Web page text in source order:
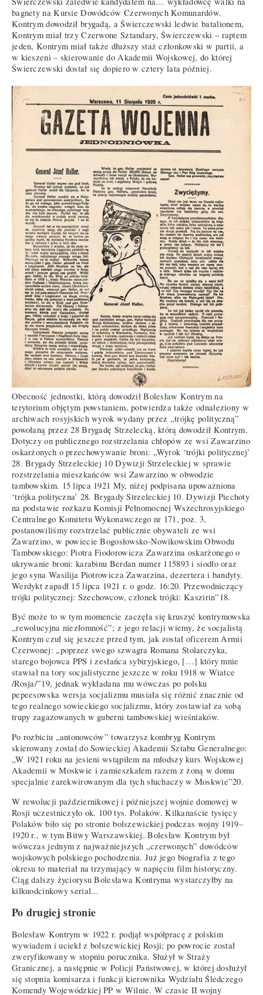
bagnety na Kursie Dowódców Czerwonych Komunardów.
Kontrym dowodził brygadą, a Świerczewski ledwie batalionem,
Kontrym miał trzy Czerwone Sztandary, Świerczewski – raptem
jeden, Kontrym miał także dłuższy staż członkowski w partii, a
w kieszeni – skierowanie do Akademii Wojskowej, do której
Świerczewski dostał się dopiero w cztery lata później.
Obecność jednostki, którą dowodził Bolesław Kontrym na
terytorium objętym powstaniem, potwierdza także odnaleziony w
archiwach rosyjskich wyrok wydany przez „trójkę polityczną”
powołaną przez 28 Brygadę Strzelecką, którą dowodził Kontrym.
Dotyczy on publicznego rozstrzelania chłopów ze wsi Zawarzino
oskarżonych o przechowywanie broni: „Wyrok ‘trójki politycznej’
28. Brygady Strzeleckiej 10 Dywizji Strzeleckiej w sprawie
rozstrzelania mieszkańców wsi Zawarzino w obwodzie
tambowskim. 15 lipca 1921 My, niżej podpisana upoważniona
‘trójka polityczna’ 28. Brygady Strzeleckiej 10. Dywizji Piechoty
na podstawie rozkazu Komisji Pełnomocnej Wszechrosyjskiego
Centralnego Komitetu Wykonawczego nr 171, poz. 3,
postanowiliśmy rozstrzelać publicznie obywateli ze wsi
Zawarzino, w powiecie Bogosłowsko-Nowikowskim Obwodu
Tambowskiego: Piotra Fiodorowicza Zawarzina oskarżonego o
ukrywanie broni: karabinu Berdan numer 115893 i siodło oraz
jego syna Wasilija Piotrowicza Zawarzina, dezertera i bandyty.
Werdykt zapadł 15 lipca 1921 r. o godz. 16:20. Przewodniczący
trójki politycznej: Szechowcow, członek trójki: Kaszirin”18.
Być może to w tym momencie zaczęła się kruszyć kontrymowska
„rewolucyjna niezłomność”; z jego relacji wiemy, że socjalistą
Kontrym czuł się jeszcze przed tym, jak został oficerem Armii
Czerwonej: „poprzez swego szwagra Romana Stolarczyka,
starego bojowca PPS i zesłańca sybiryjskiego, […] który mnie
stawiał na tory socjalistyczne jeszcze w roku 1918 w Wiatce
/Rosja/”19, jednak wykładana mu wówczas po polsku
pepeesowska wersja socjalizmu musiała się różnić znacznie od
tego realnego sowieckiego socjalizmu, który zostawiał za sobą
trupy zagazowanych w guberni tambowskiej wieśniaków.
Po rozbiciu „antonowców” towarzysz kombryg Kontrym
skierowany został do Sowieckiej Akademii Sztabu Generalnego:
„W 1921 roku na jesieni wstąpiłem na młodszy kurs Wojskowej
Akademii w Moskwie i zamieszkałem razem z żoną w domu
specjalnie zarekwirowanym dla tych słuchaczy w Moskwie”20.
W rewolucji październikowej i późniejszej wojnie domowej w
Rosji uczestniczyło ok. 100 tys. Polaków. Kilkanaście tysięcy
Polaków biło się po stronie bolszewickiej podczas wojny 1919–
1920 r., w tym Bitwy Warszawskiej. Bolesław Kontrym był
wówczas jednym z najważniejszych „czerwonych” dowódców
wojskowych polskiego pochodzenia. Już jego biografia z tego
okresu to materiał na trzymający w napięciu film historyczny.
Ciąg dalszy życiorysu Bolesława Kontryma wystarczyłby na
kilkuodcinkowy serial...
Po drugiej stronie
Bolesław Kontrym w 1922 r. podjął współpracę z polskim
wywiadem i uciekł z bolszewickiej Rosji; po powrocie został
zweryfikowany w stopniu porucznika. Służył w Straży
Granicznej, a następnie w Policji Państwowej, w której dosłużył
się stopnia komisarza i funkcji kierownika Wydziału Śledczego
Komendy Wojewódzkiej PP w Wilnie. W czasie II wojny